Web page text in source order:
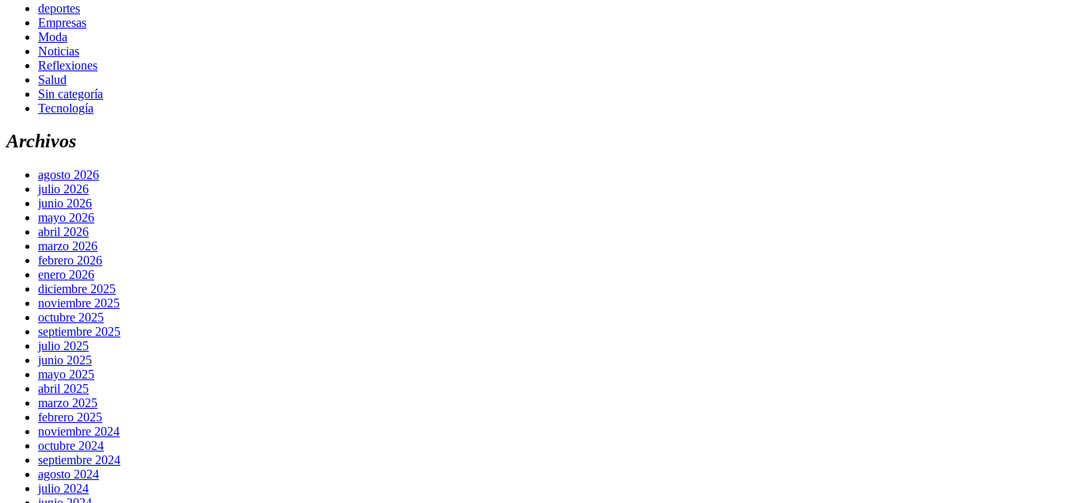
deportes
Empresas
Moda
Noticias
Reflexiones
Salud
Sin categoría
Tecnología
Archivos
agosto 2026
julio 2026
junio 2026
mayo 2026
abril 2026
marzo 2026
febrero 2026
enero 2026
diciembre 2025
noviembre 2025
octubre 2025
septiembre 2025
julio 2025
junio 2025
mayo 2025
abril 2025
marzo 2025
febrero 2025
noviembre 2024
octubre 2024
septiembre 2024
agosto 2024
julio 2024